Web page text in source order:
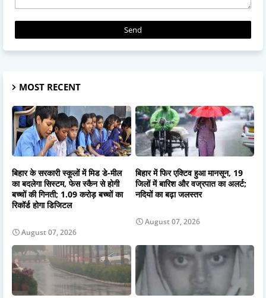
MOST RECENT
बिहार के सरकारी स्कूलों में मिड डे-मील
का बदलेगा सिस्टम, फेस स्कैन से होगी
बच्चों की गिनती; 1.09 करोड़ बच्चों का
रिकॉर्ड होगा डिजिटल
August 07, 2026
बिहार में फिर एक्टिव हुआ मानसून, 19
जिलों में बारिश और वज्रपात का अलर्ट;
नदियों का बढ़ा जलस्तर
August 07, 2026